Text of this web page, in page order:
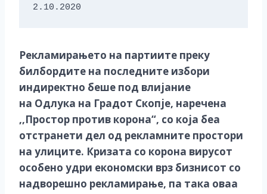
2.10.2020
Рекламирањето на партиите преку
билбордите на последните избори
индиректно беше под влијание
на Oдлука на Градот Скопје, наречена
,,Простор против корона“, со која беа
отстранети дел од рекламните простори
на улиците. Кризата со корона вирусот
особено удри економски врз бизнисот со
надворешно рекламирање, па така оваа